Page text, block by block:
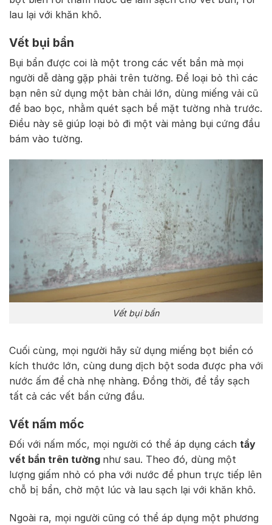
lau lại với khăn khô.
Vết bụi bẩn
Bụi bẩn được coi là một trong các vết bẩn mà mọi
người dễ dàng gặp phải trên tường. Để loại bỏ thì các
bạn nên sử dụng một bàn chải lớn, dùng miếng vải cũ
để bao bọc, nhằm quét sạch bề mặt tường nhà trước.
Điều này sẽ giúp loại bỏ đi một vài mảng bụi cứng đầu
bám vào tường.
Vết bụi bẩn
Cuối cùng, mọi người hãy sử dụng miếng bọt biển có
kích thước lớn, cùng dung dịch bột soda được pha với
nước ấm để chà nhẹ nhàng. Đồng thời, để tẩy sạch
tất cả các vết bẩn cứng đầu.
Vết nấm mốc
Đối với nấm mốc, mọi người có thể áp dụng cách tẩy
vết bẩn trên tường như sau. Theo đó, dùng một
lượng giấm nhỏ có pha với nước để phun trực tiếp lên
chỗ bị bẩn, chờ một lúc và lau sạch lại với khăn khô.
Ngoài ra, mọi người cũng có thể áp dụng một phương